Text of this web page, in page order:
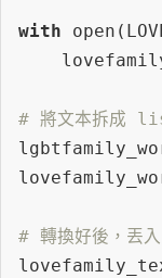
with
# 將文本拆成
# 轉換好後，